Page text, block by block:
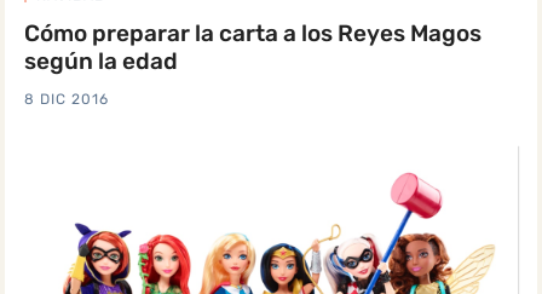
Cómo preparar la carta a los Reyes Magos
según la edad
8 DIC 2016